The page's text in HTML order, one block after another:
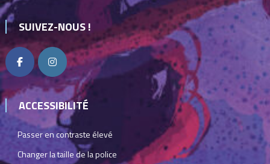
SUIVEZ-NOUS !
ACCESSIBILITÉ
Passer en contraste élevé
Changer la taille de la police